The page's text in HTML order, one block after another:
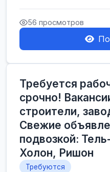
</h1><br />
... 56 просмотров
Требуется
срочно!
строители,
Свежие
подвозкой:
Холон, Ришон
Требуются